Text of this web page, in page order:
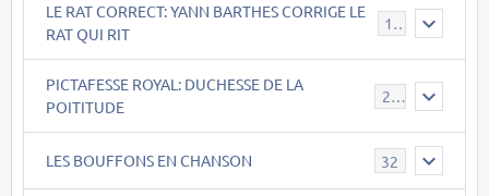
LE RAT CORRECT: YANN BARTHES CORRIGE LE
RAT QUI RIT
15
PICTAFESSE ROYAL: DUCHESSE DE LA
POITITUDE
23
LES BOUFFONS EN CHANSON 32